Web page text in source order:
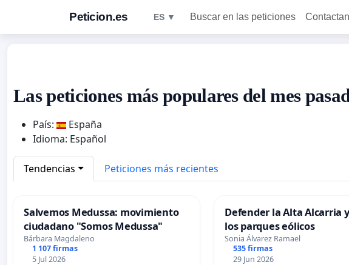
Peticion.es ES ▼ Buscar en las peticiones
Las peticiones más populares del mes
País:
España
Idioma: Español
Tendencias Peticiones más recientes
Salvemos Medussa: movimiento
ciudadano "Somos Medussa"
Bárbara Magdaleno
1 107 firmas
5 Jul 2026
Defender la Alta Alcarria
los parques eólicos
Sonia Álvarez Ramael
535 firmas
29 Jun 2026